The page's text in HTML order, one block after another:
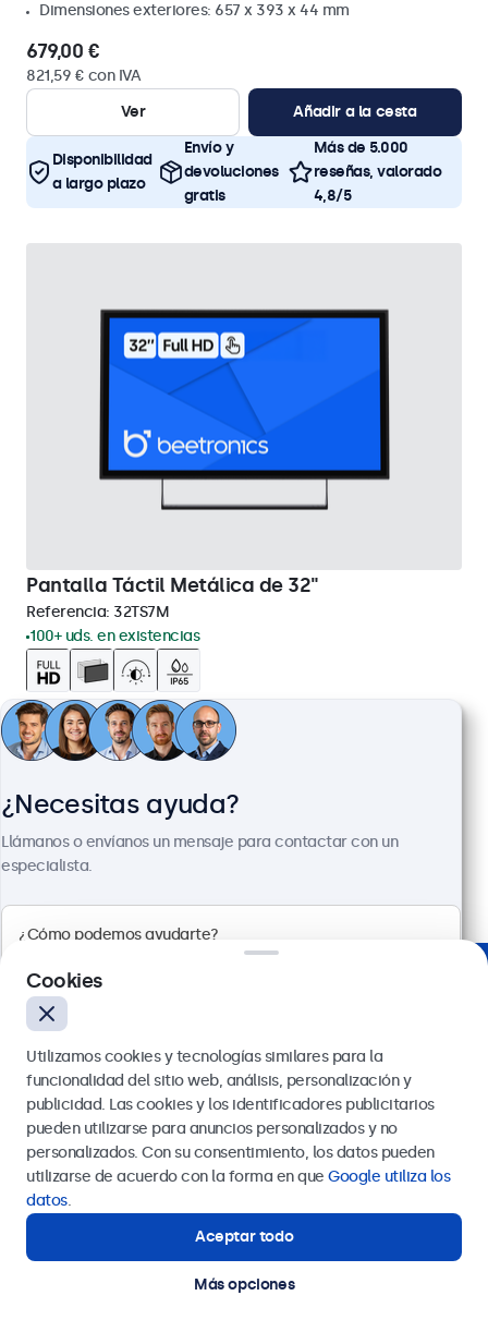
Dimensiones exteriores: 657 x 393 x 44 mm
679,00 €
821,59 € con IVA
Ver
Añadir a la cesta
Disponibilidad
a largo plazo
Envío y
devoluciones
gratis
Más de 5.000
reseñas, valorado
4,8/5
Pantalla Táctil Metálica de 32"
Referencia: 32TS7M
100+ uds. en existencias
Panel multitáctil Full HD
Conexiones: HDMI, DisplayPort, USB-C, VGA
Montaje: escritorio, pared, empotrado
Dimensiones exteriores: 745 x 440 x 46 mm
845,79 € con IVA
¿Necesitas ayuda? Habla
¿Necesitas ayuda?
Llámanos o envíanos un mensaje para contactar con un
especialista.
Enviar
Estamos aquí para ayudarte.
Cookies
Utilizamos cookies y tecnologías similares para la
funcionalidad del sitio web, análisis, personalización y
publicidad. Las cookies y los identificadores publicitarios
pueden utilizarse para anuncios personalizados y no
personalizados. Con su consentimiento, los datos pueden
utilizarse de acuerdo con la forma en que Google utiliza los
datos.
Aceptar todo
Más opciones